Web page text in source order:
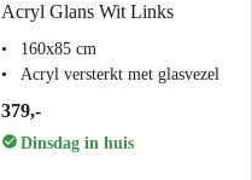
Acryl Glans Wit Links
160x85 cm
Acryl versterkt met glasvezel
379,-
Dinsdag in huis